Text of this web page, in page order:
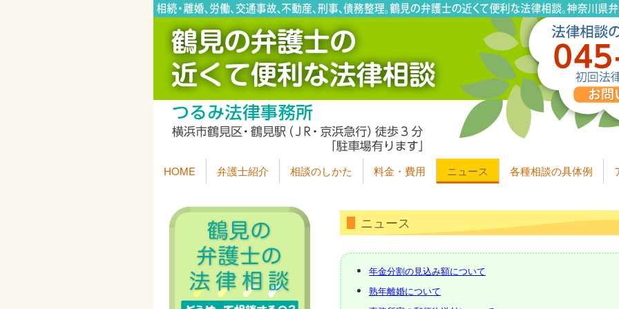
HOME 弁護士紹介 相談のしかた 料金・費用 ニュース 各種相談の具体例
ニュース
年金分割の見込み額について
熟年離婚について